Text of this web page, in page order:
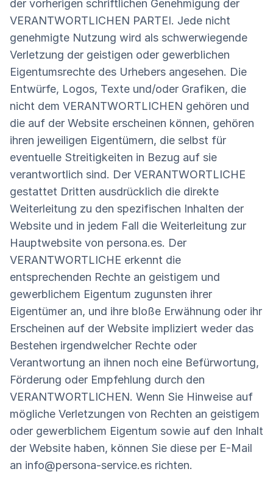
der vorherigen schriftlichen Genehmigung der
VERANTWORTLICHEN PARTEI. Jede nicht
genehmigte Nutzung wird als schwerwiegende
Verletzung der geistigen oder gewerblichen
Eigentumsrechte des Urhebers angesehen. Die
Entwürfe, Logos, Texte und/oder Grafiken, die
nicht dem VERANTWORTLICHEN gehören und
die auf der Website erscheinen können, gehören
ihren jeweiligen Eigentümern, die selbst für
eventuelle Streitigkeiten in Bezug auf sie
verantwortlich sind. Der VERANTWORTLICHE
gestattet Dritten ausdrücklich die direkte
Weiterleitung zu den spezifischen Inhalten der
Website und in jedem Fall die Weiterleitung zur
Hauptwebsite von persona.es. Der
VERANTWORTLICHE erkennt die
entsprechenden Rechte an geistigem und
gewerblichem Eigentum zugunsten ihrer
Eigentümer an, und ihre bloße Erwähnung oder ihr
Erscheinen auf der Website impliziert weder das
Bestehen irgendwelcher Rechte oder
Verantwortung an ihnen noch eine Befürwortung,
Förderung oder Empfehlung durch den
VERANTWORTLICHEN. Wenn Sie Hinweise auf
mögliche Verletzungen von Rechten an geistigem
oder gewerblichem Eigentum sowie auf den Inhalt
der Website haben, können Sie diese per E-Mail
an info@persona-service.es richten.